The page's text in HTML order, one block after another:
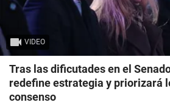
VIDEO
Tras las dificutades en el
redefine estrategia y priorizará
consenso